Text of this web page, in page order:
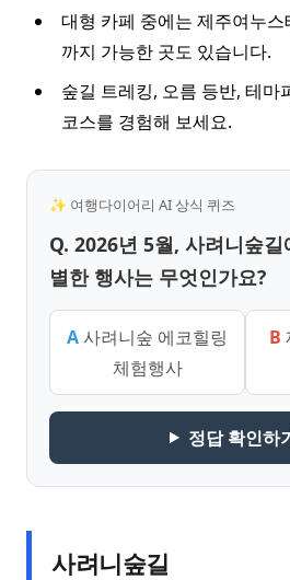
대형 카페 중에는 제주여누
까지 가능한 곳도 있습니다.
숲길 트레킹, 오름 등반, 테마
코스를 경험해 보세요.
✨ 여행다이어리 AI 상식 퀴즈
Q. 2026년 5월, 사려니숲
별한 행사는 무엇인가요?
A사려니숲 에코힐링
체험행사
B
정답 확인
사려니숲길